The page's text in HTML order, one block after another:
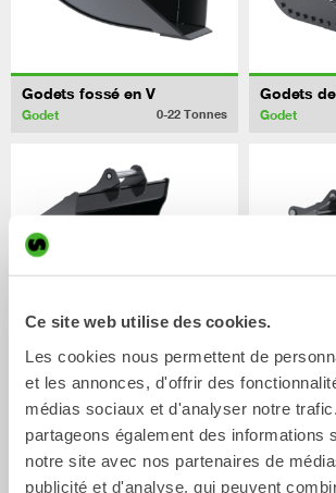
Ce site web utilise des cookies.
Les cookies nous permettent de
et les annonces, d'offrir des
médias sociaux et d'analyser notre
partageons également des informations
notre site avec nos partenaires de
publicité et d'analyse, qui peuvent
Godets fossé en V
Godet 0-22 Tonnes
Godets
Godet
Godets squelettes
Godet 0-20Tonnes
Godets
Godet